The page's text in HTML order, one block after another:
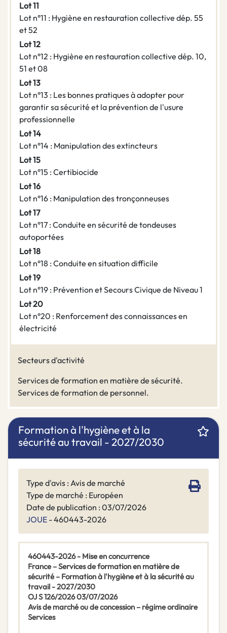
Lot 11
Lot n°11 : Hygiène en restauration collective dép. 55
et 52
Lot 12
Lot n°12 : Hygiène en restauration collective dép. 10,
51 et 08
Lot 13
Lot n°13 : Les bonnes pratiques à adopter pour
garantir sa sécurité et la prévention de l'usure
professionnelle
Lot 14
Lot n°14 : Manipulation des extincteurs
Lot 15
Lot n°15 : Certibiocide
Lot 16
Lot n°16 : Manipulation des tronçonneuses
Lot 17
Lot n°17 : Conduite en sécurité de tondeuses
autoportées
Lot 18
Lot n°18 : Conduite en situation difficile
Lot 19
Lot n°19 : Prévention et Secours Civique de Niveau 1
Lot 20
Lot n°20 : Renforcement des connaissances en
électricité
Secteurs d'activité
Services de formation en matière de sécurité.
Services de formation de personnel.
Formation à l'hygiène et à la
sécurité au travail - 2027/2030
Type d'avis : Avis de marché
Type de marché : Européen
Date de publication : 03/07/2026
JOUE - 460443-2026
460443-2026 - Mise en concurrence
France – Services de formation en matière de
sécurité – Formation à l'hygiène et à la sécurité au
travail - 2027/2030
OJ S 126/2026 03/07/2026
Avis de marché ou de concession – régime ordinaire
Services